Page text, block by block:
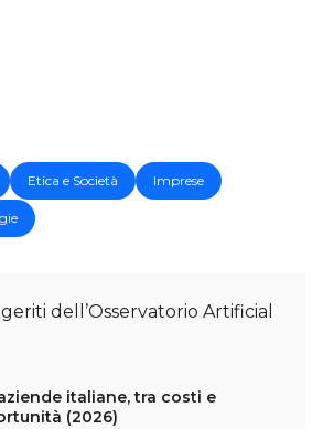
Etica e Società Imprese
dell’Osservatorio Artificial
italiane, tra costi e
(2026)